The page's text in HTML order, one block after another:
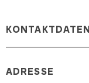
KONTAKTDATEN
ADRESSE